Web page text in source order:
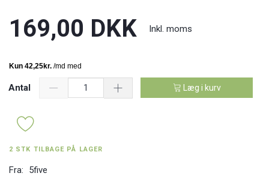
169,00 DKK Inkl. moms
Antal Læg i kurv
2 STK TILBAGE PÅ LAGER
Fra: 5five